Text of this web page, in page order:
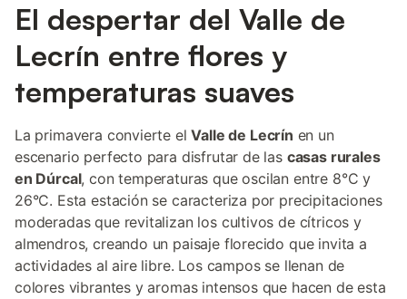
El despertar del Valle de
Lecrín entre flores y
temperaturas suaves
La primavera convierte elValle de Lecrín en un
escenario perfecto para disfrutar de las casas rurales
en Dúrcal, con temperaturas que oscilan entre 8°C y
26°C. Esta estación se caracteriza por precipitaciones
moderadas que revitalizan los cultivos de cítricos y
almendros, creando un paisaje florecido que invita a
actividades al aire libre. Los campos se llenan de
colores vibrantes y aromas intensos que hacen de esta